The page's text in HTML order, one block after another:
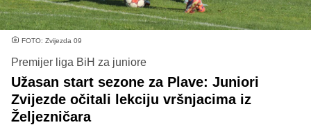
FOTO: Zvijezda 09
Premijer liga BiH za juniore
Užasan start sezone za Plave: Juniori
Zvijezde očitali lekciju vršnjacima iz
Željezničara